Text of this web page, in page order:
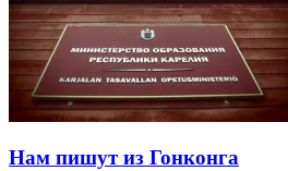
Нам пишут из Гонконга